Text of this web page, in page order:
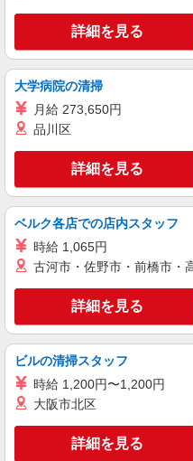
詳細を見る
大学病院の清掃
月給 273,650円
品川区
詳細を見る
ベルク各店での店内スタッフ
時給 1,065円
古河市・佐野市・前橋市・
詳細を見る
ビルの清掃スタッフ
時給 1,200円〜1,200円
大阪市北区
詳細を見る